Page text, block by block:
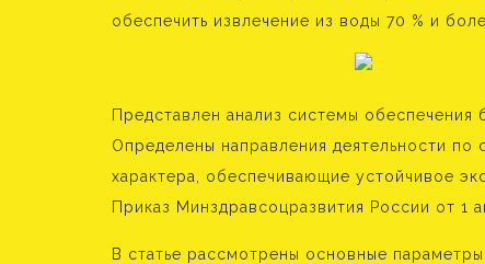
обеспечить извлечение из воды 70 % и
Представлен анализ системы обеспечения
Определены направления деятельности
характера, обеспечивающие устойчивое
Приказ Минздравсоцразвития России от 1
В статье рассмотрены основные